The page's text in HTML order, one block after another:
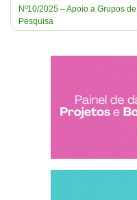
de
Post
Nº10/2025 – Apoio a Grupos de
Pesquisa